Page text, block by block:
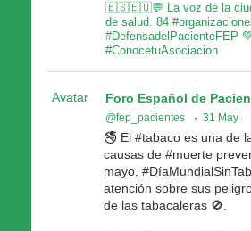
🇪🇸🇪🇺💬 La voz de la
de salud. 84
#DefensadelPacienteFEP
#ConocetuAsociacion
Avatar Foro Español de
@fep_pacientes · 31 May
🚭 El #tabaco es una de
causas de #muerte
mayo,
atención sobre sus
de las tabacaleras 🚫.